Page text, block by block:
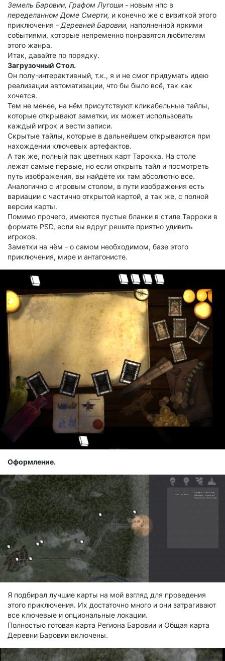
Земель Баровии, Графом Лугоши - новым нпс в
переделанном Доме Смерти, и конечно же с визиткой этого
приключения - Деревней Баровии, наполненной яркими
событиями, которые непременно понравятся любителям
этого жанра.
Итак, давайте по порядку.
Загрузочный Стол.
Он полу-интерактивный, т.к., я и не смог придумать идею
реализации автоматизации, что бы было всё, так как
хочется.
Тем не менее, на нём присутствуют кликабельные тайлы,
которые открывают заметки, их может использовать
каждый игрок и вести записи.
Скрытые тайлы, которые в дальнейшем открываются при
нахождении ключевых артефактов.
А так же, полный пак цветных карт Тарокка. На столе
лежат самые первые, но если открыть тайл и посмотреть
путь изображения, вы найдёте их там абсолютно все.
Аналогично с игровым столом, в пути изображения есть
вариации с частично открытой картой, а так же, с полной
версии карты.
Помимо прочего, имеются пустые бланки в стиле Тарроки в
формате PSD, если вы вдруг решите приятно удивить
игроков.
Заметки на нём - о самом необходимом, базе этого
приключения, мире и антагонисте.
Оформление.
Я подбирал лучшие карты на мой взгляд для проведения
этого приключения. Их достаточно много и они затрагивают
все ключевые и опциональные локации.
Полностью готовая карта Региона Баровии и Общая карта
Деревни Баровии включены.